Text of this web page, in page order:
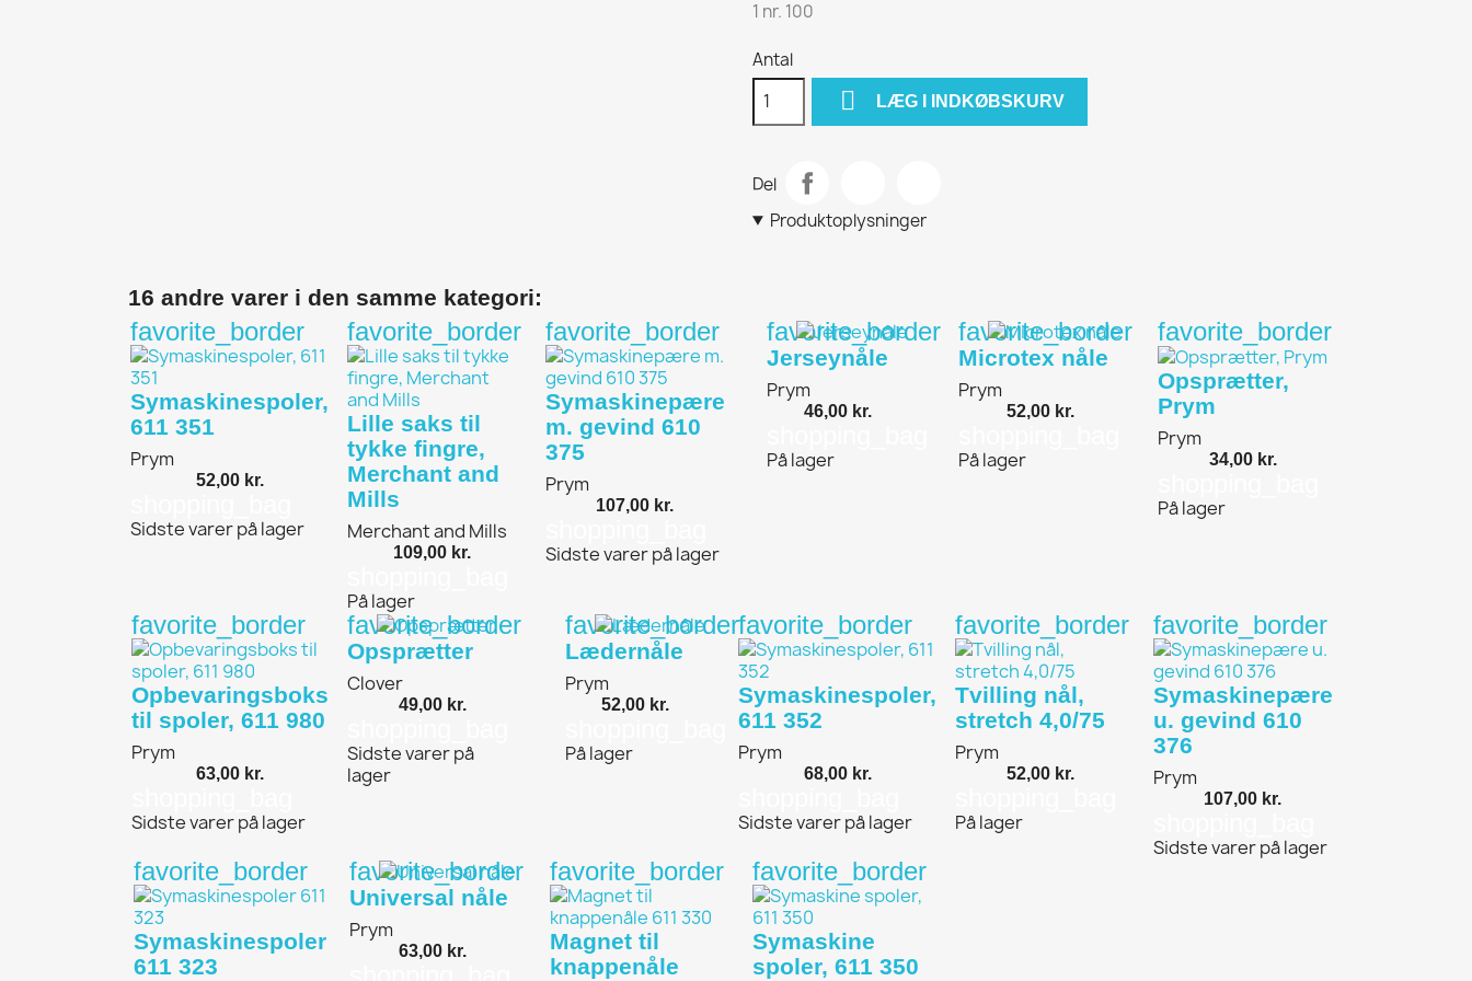
1 nr. 100
Antal
 LÆG I INDKØBSKURV
Del
Produktoplysninger
16 andre varer i den samme kategori:
favorite_border
Symaskinespoler,
611 351
Prym
52,00 kr.
Sidste varer på lager
favorite_border
Lille saks til
tykke fingre,
Merchant and
Mills
Merchant and Mills
109,00 kr.
På lager
favorite_border
Symaskinepære
m. gevind 610
375
Prym
107,00 kr.
Sidste varer på lager
favorite_border
Jerseynåle
Prym
46,00 kr.
På lager
favorite_border
Microtex nåle
Prym
52,00 kr.
På lager
favorite_border
Opsprætter,
Prym
Prym
34,00 kr.
På lager
favorite_border
Opbevaringsboks
til spoler, 611 980
Prym
63,00 kr.
Sidste varer på lager
favorite_border
Opsprætter
Clover
49,00 kr.
Sidste varer på
lager
favorite_border
Lædernåle
Prym
52,00 kr.
På lager
favorite_border
Symaskinespoler,
611 352
Prym
68,00 kr.
Sidste varer på lager
favorite_border
Tvilling nål,
stretch 4,0/75
Prym
52,00 kr.
På lager
favorite_border
Symaskinepære
u. gevind 610
376
Prym
107,00 kr.
Sidste varer på lager
favorite_border
Symaskinespoler
611 323
favorite_border
Universal nåle
Prym
63,00 kr.
favorite_border
Magnet til
knappenåle
favorite_border
Symaskine
spoler, 611 350